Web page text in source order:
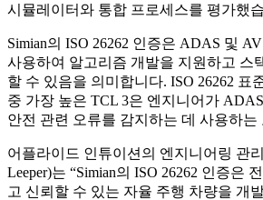
시뮬레이터와 통합 프로세스를 평가했
Simian의 ISO 26262 인증은 ADAS 및
사용하여 알고리즘 개발을 지원하고 스
할 수 있음을 의미합니다. ISO 26262 표
중 가장 높은 TCL 3은 엔지니어가
안전 관련 오류를 감지하는 데 사용하는
어플라이드 인튜이션의 엔지니어링 관
Leeper)는 “Simian의 ISO 26262 인증은
고 신뢰할 수 있는 자율 주행 차량을 개